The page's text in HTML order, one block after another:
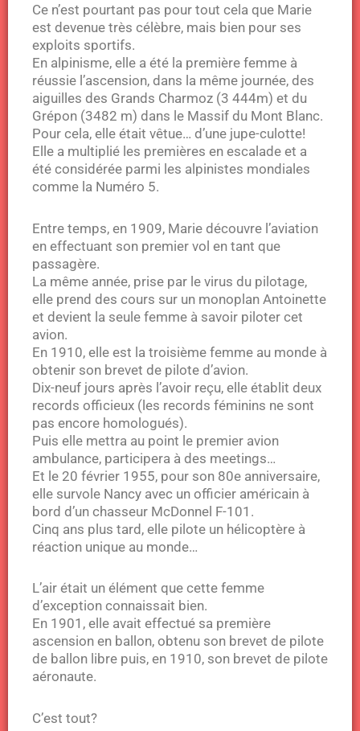
Ce n’est pourtant pas pour tout cela que Marie
est devenue très célèbre, mais bien pour ses
exploits sportifs.
En alpinisme, elle a été la première femme à
réussie l’ascension, dans la même journée, des
aiguilles des Grands Charmoz (3 444m) et du
Grépon (3482 m) dans le Massif du Mont Blanc.
Pour cela, elle était vêtue… d’une jupe-culotte!
Elle a multiplié les premières en escalade et a
été considérée parmi les alpinistes mondiales
comme la Numéro 5.
Entre temps, en 1909, Marie découvre l’aviation
en effectuant son premier vol en tant que
passagère.
La même année, prise par le virus du pilotage,
elle prend des cours sur un monoplan Antoinette
et devient la seule femme à savoir piloter cet
avion.
En 1910, elle est la troisième femme au monde à
obtenir son brevet de pilote d’avion.
Dix-neuf jours après l’avoir reçu, elle établit deux
records officieux (les records féminins ne sont
pas encore homologués).
Puis elle mettra au point le premier avion
ambulance, participera à des meetings…
Et le 20 février 1955, pour son 80e anniversaire,
elle survole Nancy avec un officier américain à
bord d’un chasseur McDonnel F-101.
Cinq ans plus tard, elle pilote un hélicoptère à
réaction unique au monde…
L’air était un élément que cette femme
d’exception connaissait bien.
En 1901, elle avait effectué sa première
ascension en ballon, obtenu son brevet de pilote
de ballon libre puis, en 1910, son brevet de pilote
aéronaute.
C’est tout?